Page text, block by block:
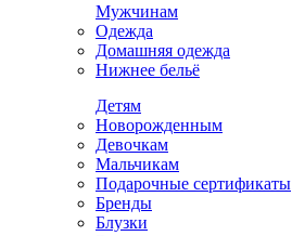
Мужчинам
Одежда
Домашняя одежда
Нижнее бельё
Детям
Новорожденным
Девочкам
Мальчикам
Подарочные сертификаты
Бренды
Блузки